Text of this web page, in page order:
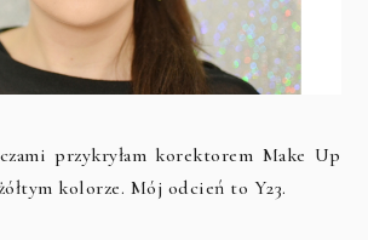
przykryłam korektorem Make Up
kolorze. Mój odcień to Y23.